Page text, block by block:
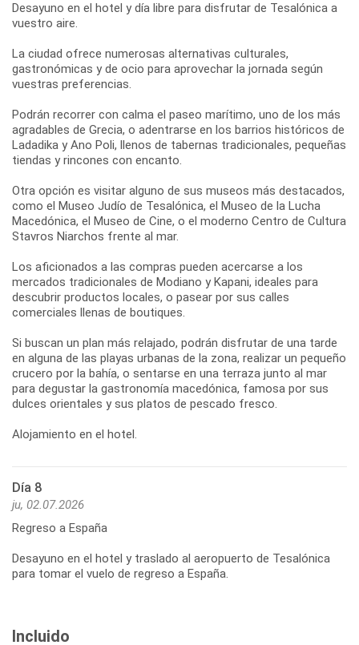
Desayuno en el hotel y día libre para disfrutar de Tesalónica a
vuestro aire.
La ciudad ofrece numerosas alternativas culturales,
gastronómicas y de ocio para aprovechar la jornada según
vuestras preferencias.
Podrán recorrer con calma el paseo marítimo, uno de los más
agradables de Grecia, o adentrarse en los barrios históricos de
Ladadika y Ano Poli, llenos de tabernas tradicionales, pequeñas
tiendas y rincones con encanto.
Otra opción es visitar alguno de sus museos más destacados,
como el Museo Judío de Tesalónica, el Museo de la Lucha
Macedónica, el Museo de Cine, o el moderno Centro de Cultura
Stavros Niarchos frente al mar.
Los aficionados a las compras pueden acercarse a los
mercados tradicionales de Modiano y Kapani, ideales para
descubrir productos locales, o pasear por sus calles
comerciales llenas de boutiques.
Si buscan un plan más relajado, podrán disfrutar de una tarde
en alguna de las playas urbanas de la zona, realizar un pequeño
crucero por la bahía, o sentarse en una terraza junto al mar
para degustar la gastronomía macedónica, famosa por sus
dulces orientales y sus platos de pescado fresco.
Día 8
ju, 02.07.2026
Regreso a España
Desayuno en el hotel y traslado al aeropuerto de Tesalónica
Incluido